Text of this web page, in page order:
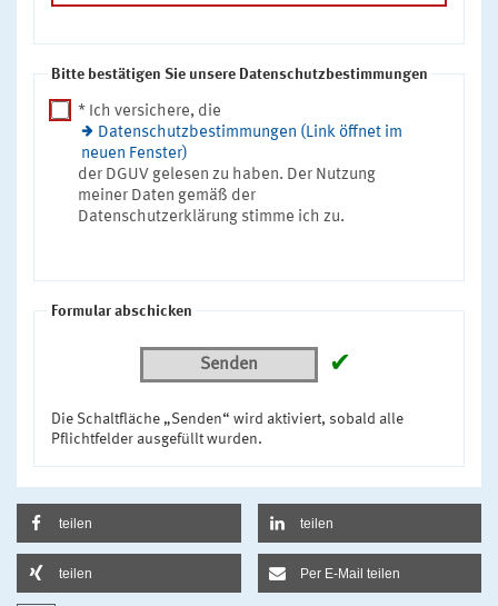
Bitte bestätigen Sie unsere Datenschutzbestimmungen
* Ich versichere, die
Datenschutzbestimmungen (Link öffnet im
neuen Fenster)
der DGUV gelesen zu haben. Der Nutzung
meiner Daten gemäß der
Datenschutzerklärung stimme ich zu.
Formular abschicken
Senden ✔
Die Schaltfläche „Senden“ wird aktiviert, sobald alle
Pflichtfelder ausgefüllt wurden.
teilen teilen
teilen Per E-Mail teilen